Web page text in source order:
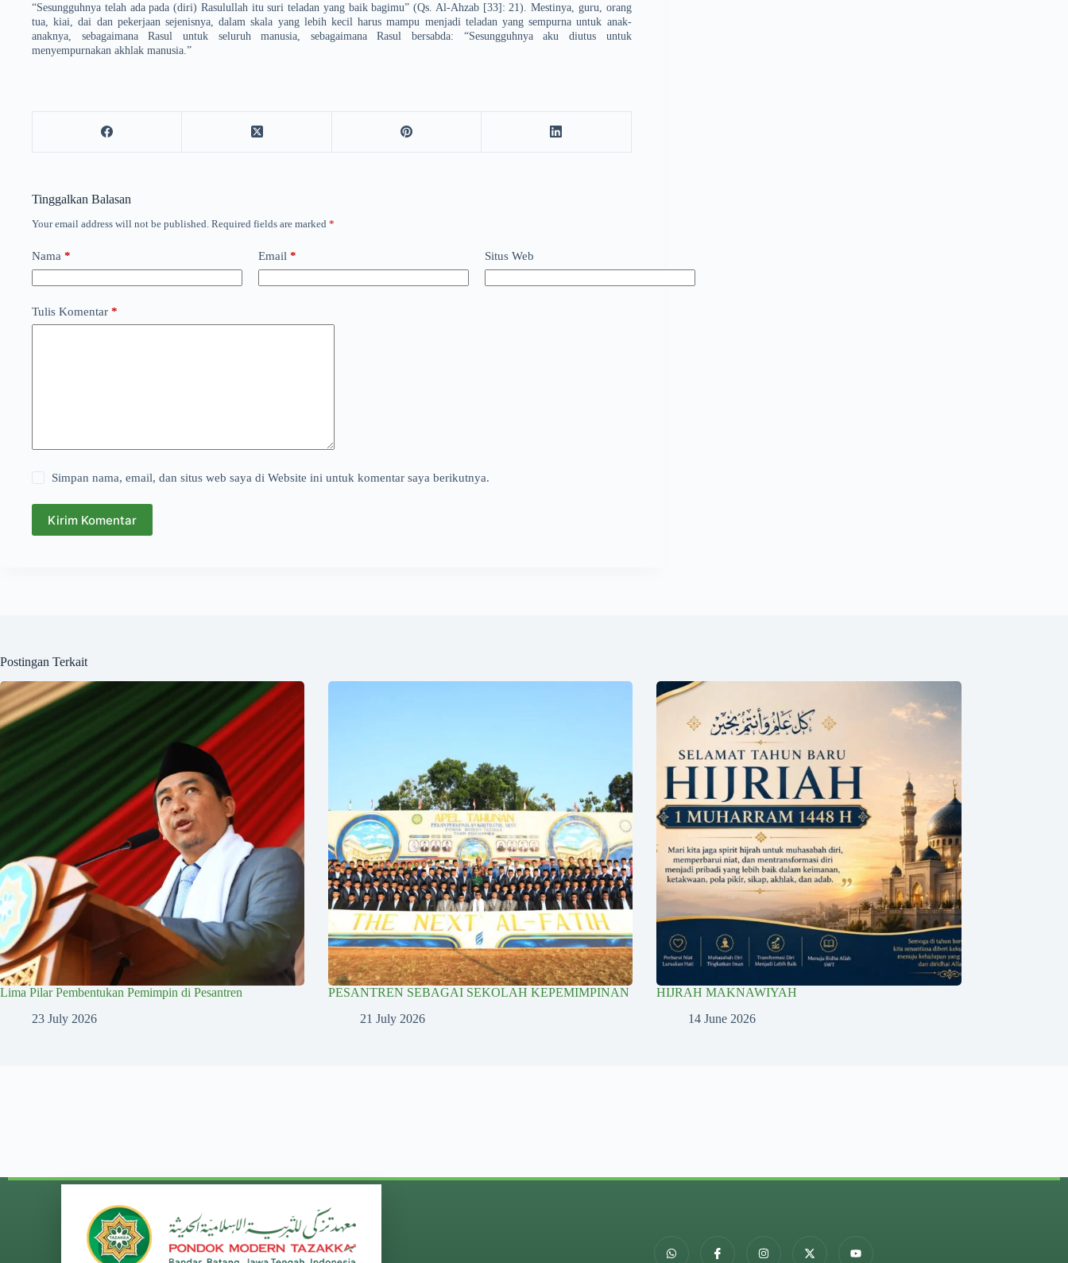
“Sesungguhnya telah ada pada (diri) Rasulullah itu suri teladan yang baik bagimu” (Qs. Al-Ahzab [33]: 21). Mestinya, guru, orang
tua, kiai, dai dan pekerjaan sejenisnya, dalam skala yang lebih kecil harus mampu menjadi teladan yang sempurna untuk anak-
anaknya, sebagaimana Rasul untuk seluruh manusia, sebagaimana Rasul bersabda: “Sesungguhnya aku diutus untuk
menyempurnakan akhlak manusia.”
Tinggalkan Balasan
Your email address will not be published. Required fields are marked *
Nama * Email * Situs Web
Tulis Komentar *
Simpan nama, email, dan situs web saya di Website ini untuk komentar saya berikutnya.
Kirim Komentar
Postingan Terkait
Lima Pilar Pembentukan Pemimpin di Pesantren
23 July 2026
PESANTREN SEBAGAI SEKOLAH KEPEMIMPINAN
21 July 2026
HIJRAH MAKNAWIYAH
14 June 2026